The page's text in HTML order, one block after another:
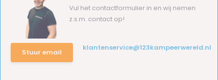
Vul het contactformulier in en wij nemen
z.s.m. contact op!
Stuur email
klantenservice@123kampeerwereld.nl